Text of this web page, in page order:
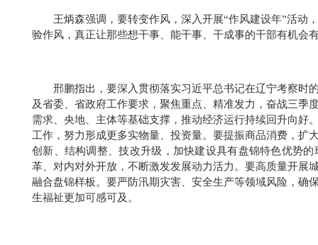
王炳森强调，要转变作风，深入开展“作风建设年”活动
验作风，真正让那些想干事、能干事、干成事的干部有机会
邢鹏指出，要深入贯彻落实习近平总书记在辽宁考察时
及省委、省政府工作要求，聚焦重点、精准发力，奋战三季
需求、央地、主体等基础支撑，推动经济运行持续回升向好
工作，努力形成更多实物量、投资量。要提振商品消费，扩
创新、结构调整、技改升级，加快建设具有盘锦特色优势
革、对内对外开放，不断激发发展动力活力。要高质量开展
融合盘锦样板。要严防汛期灾害、安全生产等领域风险，确
生福祉更加可感可及。